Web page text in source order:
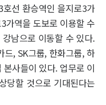
호선 환승역인 을지로3가
가역을 도보로 이용할 수
남으로 이동할 수 있다.
드, SK그룹, 한화그룹, 하
사들이 있다. 업무로 이
당할 것으로 기대된다는